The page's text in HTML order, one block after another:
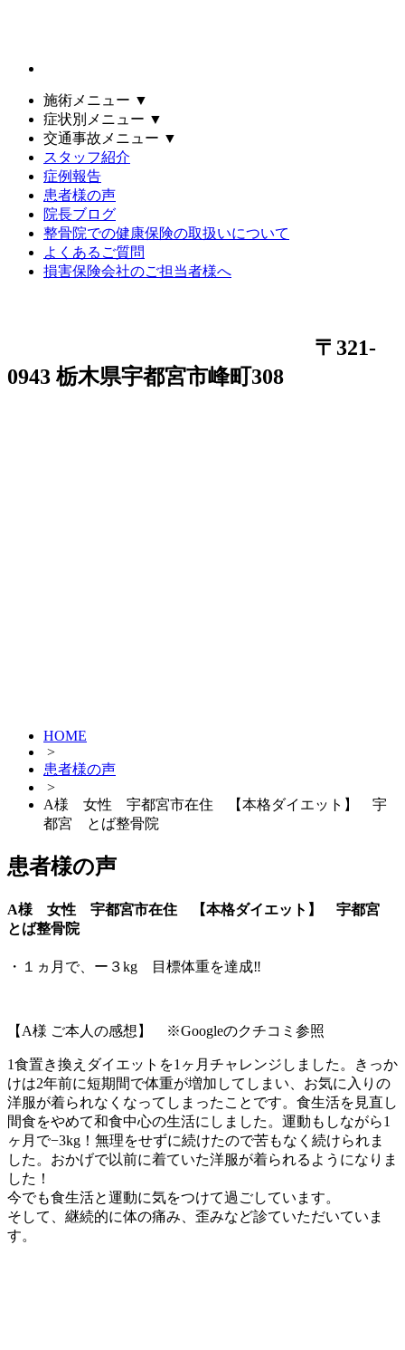
施術メニュー ▼
症状別メニュー ▼
交通事故メニュー ▼
スタッフ紹介
症例報告
患者様の声
院長ブログ
整骨院での健康保険の取扱いについて
よくあるご質問
損害保険会社のご担当者様へ
〒321-
0943 栃木県宇都宮市峰町308
HOME
>
患者様の声
>
A様 女性 宇都宮市在住 【本格ダイエット】 宇
都宮 とば整骨院
患者様の声
A様 女性 宇都宮市在住 【本格ダイエット】 宇都宮
とば整骨院
・１ヵ月で、ー３kg 目標体重を達成‼
【A様 ご本人の感想】 ※Googleのクチコミ参照
1食置き換えダイエットを1ヶ月チャレンジしました。きっか
けは2年前に短期間で体重が増加してしまい、お気に入りの
洋服が着られなくなってしまったことです。食生活を見直し
間食をやめて和食中心の生活にしました。運動もしながら1
ヶ月で−3kg！無理をせずに続けたので苦もなく続けられま
した。おかげで以前に着ていた洋服が着られるようになりま
した！
今でも食生活と運動に気をつけて過ごしています。
そして、継続的に体の痛み、歪みなど診ていただいていま
す。